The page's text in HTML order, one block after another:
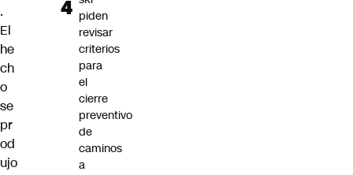
.
El
he
ch
o
se
pr
od
ujo
piden
revisar
criterios
para
el
cierre
preventivo
de
caminos
a